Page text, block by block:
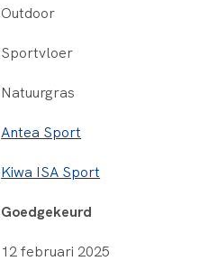
Outdoor
Sportvloer
Natuurgras
Antea Sport
Kiwa ISA Sport
Goedgekeurd
12 februari 2025